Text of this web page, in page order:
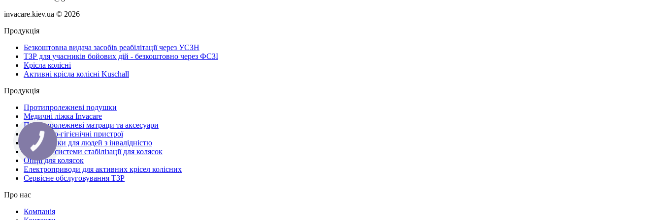
invacare.kiev.ua © 2026
Продукція
Безкоштовна видача засобів реабілітації через УСЗН
ТЗР для учасників бойових дій - безкоштовно через ФСЗІ
Крісла колісні
Активні крісла колісні Kuschall
Продукція
Протипролежневі подушки
Медичні ліжка Invacare
Протипролежневі матраци та аксесуари
Санітарно-гігієнічні пристрої
Підйомники для людей з інвалідністю
Спинки, системи стабілізації для колясок
Опції для колясок
Електроприводи для активних крісел колісних
Сервісне обслуговування ТЗР
Про нас
Компанія